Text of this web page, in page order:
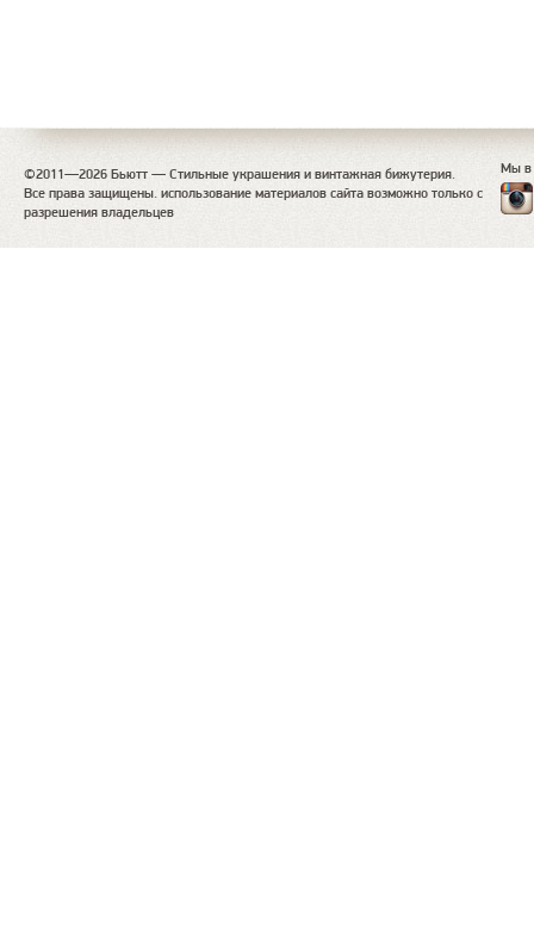
©2011—2026 Бьютт — Стильные украшения и винтажная бижутерия.
Все права защищены. использование материалов сайта возможно только с
разрешения владельцев
Мы в